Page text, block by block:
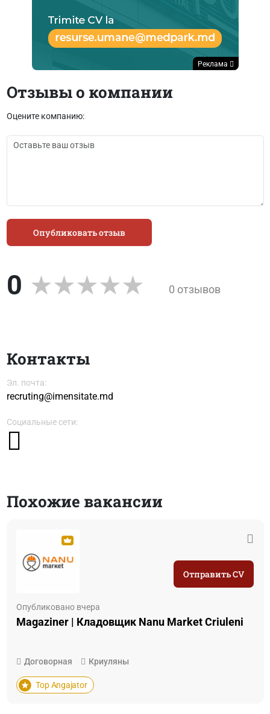
Реклама
Отзывы о компании
Оцените компанию:
Опубликовать отзыв
0 0 отзывов
Контакты
Эл. почта:
recruting@imensitate.md
Социальные сети:
Похожие вакансии
Опубликовано вчера
Magaziner | Кладовщик Nanu Market Criuleni
Договорная Криуляны
Top Angajator
Отправить CV